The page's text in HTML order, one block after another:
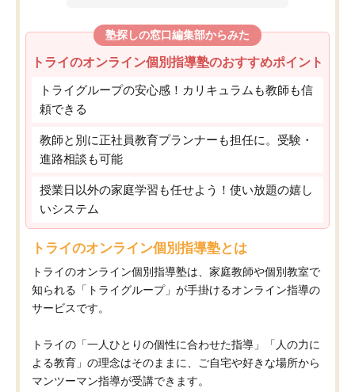
塾探しの窓口編集部からみた
トライのオンライン個別指導塾のおすすめポイント
トライグループの安心感！カリキュラムも教師も信
頼できる
教師と別に正社員教育プランナーも担任に。受験・
進路相談も可能
授業日以外の家庭学習も任せよう！使い放題の嬉し
いシステム
トライのオンライン個別指導塾とは
トライのオンライン個別指導塾は、家庭教師や個別教室で
知られる「トライグループ」が手掛けるオンライン指導の
サービスです。
トライの「一人ひとりの個性に合わせた指導」「人の力に
よる教育」の理念はそのままに、ご自宅や好きな場所から
マンツーマン指導が受講できます。